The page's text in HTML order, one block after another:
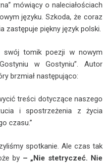
mówiący o naleciałościach
języku. Szkoda, że coraz
zastępuje piękny język polski.
swój tomik poezji w nowym
w Gostyniu”. Autor
brzmiał następująco:
treści dotyczące naszego
i spostrzeżenia z życia
czasu.”
spotkanie. Ale czas tak
by – „Nie stetryczeć. Nie